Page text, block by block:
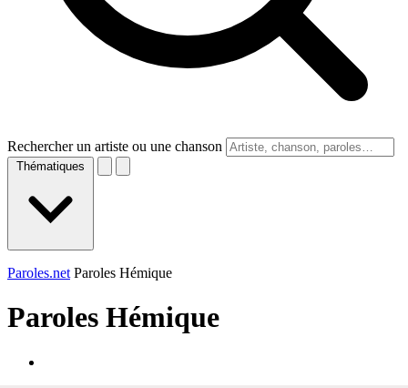
Rechercher un artiste ou une chanson
Thématiques
Paroles.net Paroles Hémique
Paroles Hémique